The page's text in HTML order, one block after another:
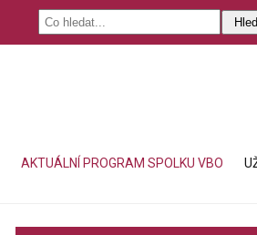
AKTUÁLNÍ PROGRAM SPOLKU VBO